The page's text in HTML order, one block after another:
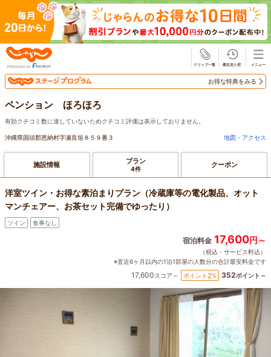
お得な特典をみる
ペンション ほろほろ
有効クチコミ数に達していないためクチコミ評価は表示しておりません。
沖縄県国頭郡恩納村字瀬良垣８５９番３ 地図・アクセス
施設情報 プラン
4件 クーポン
洋室ツイン・お得な素泊まりプラン（冷蔵庫等の電化製品、オット
マンチェアー、お茶セット完備でゆったり）
ツイン 食事なし
宿泊料金 17,600円～
（税込・サービス料込）
※直近6ヶ月以内の1泊1部屋の人数分の合計最安料金です
17,600スコア～ ポイント 2% 352ポイント～